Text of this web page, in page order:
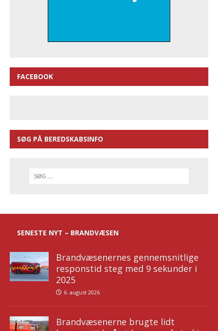
FACEBOOK
SØG PÅ BEREDSKABSINFO
SENESTE NYT – BRANDVÆSEN
Brandvæsenernes gennemsnitlige
responstid steg med 9 sekunder i
2025
6. august 2026
Brandvæsenerne brugte lidt